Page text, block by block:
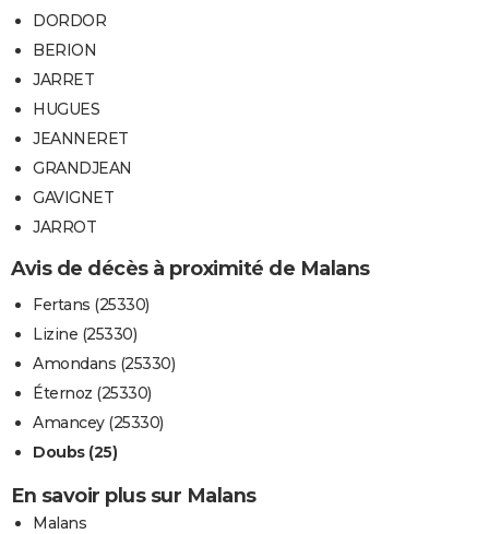
DORDOR
BERION
JARRET
HUGUES
JEANNERET
GRANDJEAN
GAVIGNET
JARROT
Avis de décès à proximité de Malans
Fertans (25330)
Lizine (25330)
Amondans (25330)
Éternoz (25330)
Amancey (25330)
Doubs (25)
En savoir plus sur Malans
Malans